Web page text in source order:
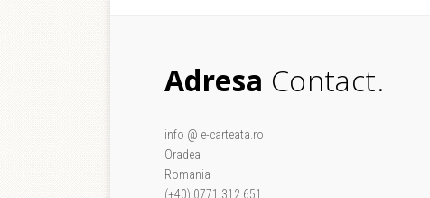
Adresa Contact.
info @ e-carteata.ro
Oradea
Romania
(+40) 0771 312 651